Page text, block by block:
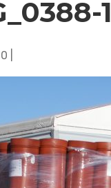
1
|